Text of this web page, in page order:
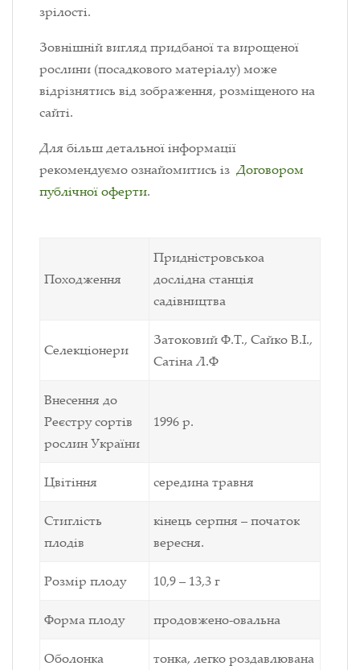
зрілості.
Зовнішній вигляд придбаної та вирощеної
рослини (посадкового матеріалу) може
відрізнятись від зображення, розміщеного на
сайті.
Для більш детальної інформації
рекомендуємо ознайомитись із Договором
публічної оферти.
Походження
Придністровськоа
дослідна станція
садівництва
Селекціонери
Затоковий Ф.Т., Сайко В.І.,
Сатіна Л.Ф
Внесення до
Реєструсортів
рослин України
1996 р.
Цвітіння середина травня
Стиглість
плодів
кінець серпня – початок
вересня.
Розмір плоду 10,9 – 13,3 г
Форма плоду продовжено-овальна
Оболонка тонка, легко роздавлювана